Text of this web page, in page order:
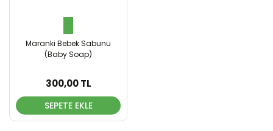
Maranki Bebek Sabunu
(Baby Soap)
300,00 TL
SEPETE EKLE